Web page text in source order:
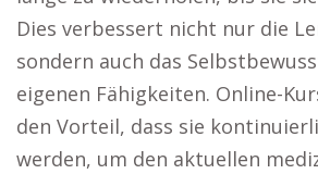
Dies verbessert nicht nur die
sondern auch das
eigenen Fähigkeiten. Online-
den Vorteil, dass sie
werden, um den aktuellen